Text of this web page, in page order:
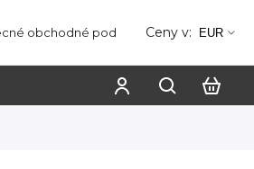
obchodné podmienky Ochrana
Ceny v: EUR